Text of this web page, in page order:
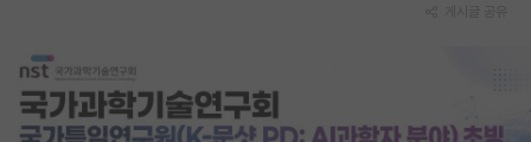
취업 게시판